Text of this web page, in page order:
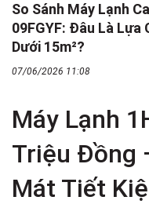
So Sánh Máy Lạnh
09FGYF: Đâu Là Lựa
Dưới 15m²?
07/06/2026 11:08
Máy Lạnh
Triệu Đồng
Mát Tiết